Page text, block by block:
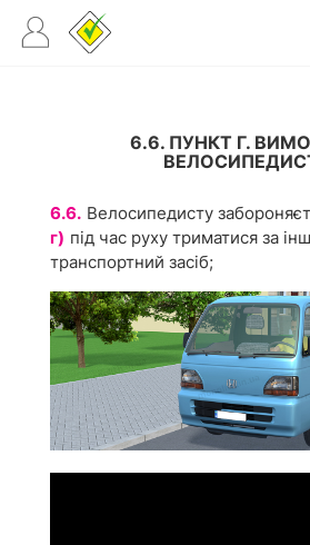
6.6. ПУНКТ Г.
6.6. Велосипедисту
г) під час руху триматися за
транспортний засіб;